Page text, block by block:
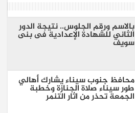
بالاسم ورقم الجلوس.. نتيجة الدور
الثاني للشهادة الإعدادية فى بنى
سويف
محافظ جنوب سيناء يشارك أهالي
طور سيناء صلاة الجنازة وخطبة
الجمعة تحذر من اثار التنمر